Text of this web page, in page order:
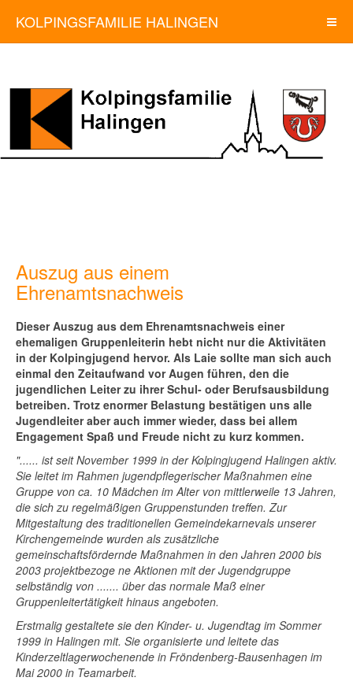
KOLPINGSFAMILIE HALINGEN
Auszug aus einem
Ehrenamtsnachweis
Dieser Auszug aus dem Ehrenamtsnachweis einer
ehemaligen Gruppenleiterin hebt nicht nur die Aktivitäten
in der Kolpingjugend hervor. Als Laie sollte man sich auch
einmal den Zeitaufwand vor Augen führen, den die
jugendlichen Leiter zu ihrer Schul- oder Berufsausbildung
betreiben. Trotz enormer Belastung bestätigen uns alle
Jugendleiter aber auch immer wieder, dass bei allem
Engagement Spaß und Freude nicht zu kurz kommen.
"...... ist seit November 1999 in der Kolpingjugend Halingen aktiv.
Sie leitet im Rahmen jugendpflegerischer Maßnahmen eine
Gruppe von ca. 10 Mädchen im Alter von mittlerweile 13 Jahren,
die sich zu regelmäßigen Gruppenstunden treffen. Zur
Mitgestaltung des traditionellen Gemeindekarnevals unserer
Kirchengemeinde wurden als zusätzliche
gemeinschaftsfördernde Maßnahmen in den Jahren 2000 bis
2003 projektbezoge ne Aktionen mit der Jugendgruppe
selbständig von ....... über das normale Maß einer
Gruppenleitertätigkeit hinaus angeboten.
Erstmalig gestaltete sie den Kinder- u. Jugendtag im Sommer
1999 in Halingen mit. Sie organisierte und leitete das
Kinderzeltlagerwochenende in Fröndenberg-Bausenhagen im
Mai 2000 in Teamarbeit.